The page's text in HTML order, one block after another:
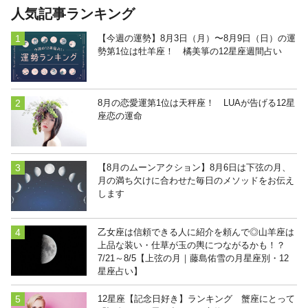
人気記事ランキング
【今週の運勢】8月3日（月）〜8月9日（日）の運
勢第1位は牡羊座！ 橘美箏の12星座週間占い
8月の恋愛運第1位は天秤座！ LUAが告げる12星
座恋の運命
【8月のムーンアクション】8月6日は下弦の月、
月の満ち欠けに合わせた毎日のメソッドをお伝え
します
乙女座は信頼できる人に紹介を頼んで◎山羊座は
上品な装い・仕草が玉の輿につながるかも！？
7/21～8/5【上弦の月｜藤島佑雪の月星座別・12
星座占い】
12星座【記念日好き】ランキング 蟹座にとって